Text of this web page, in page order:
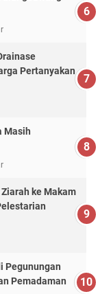
Pertanyakan
Masih
ke Makam
Pegunungan
Pemadaman